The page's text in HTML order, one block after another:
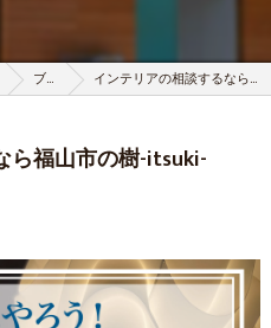
ブログ インテリアの相談するなら福山市の樹-itsuki-
ら福山市の樹-itsuki-